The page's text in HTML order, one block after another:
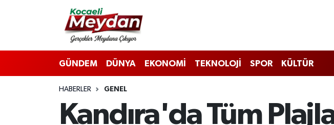
GÜNDEM DÜNYA EKONOMİ TEKNOLOJİ SPOR KÜLTÜR
HABERLER GENEL
Kandıra'da Tüm
Nöbetçi Eczaneler
Hava Durumu
Trafik Durumu
Süper Lig Puan Durumu ve Fikstür